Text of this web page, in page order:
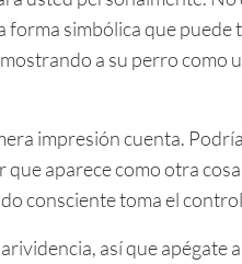
forma simbólica que
a su perro como
impresión cuenta.
aparece como otra
consciente toma el
así que apégate